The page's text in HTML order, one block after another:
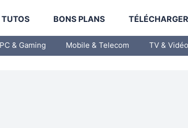
TUTOS BONS PLANS
PC & Gaming Mobile & Telecom TV & Vidéo